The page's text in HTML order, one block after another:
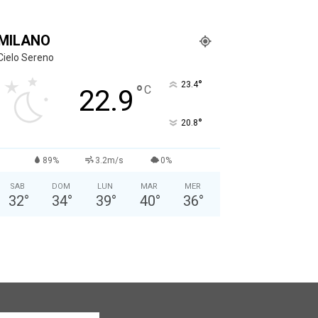
Sereno
22.9 °C 23.4°
20.8°
89% 3.2m/s 0%
SAB
32°
DOM
34°
LUN
39°
MAR
40°
MER
36°